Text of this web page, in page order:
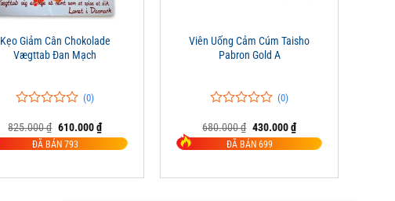
Kẹo Giảm Cân Chokolade
Vægttab Đan Mạch
trên
5
đánh
(0)
825.000₫ Giá
gốc
là:
610.000₫Giá
hiện
tại
ĐÃ BÁN 793
Viên Uống Cảm Cúm Taisho
Pabron Gold A
trên
5
đánh
(0)
680.000₫ Giá
gốc
là:
430.000₫Giá
hiện
tại
ĐÃ BÁN 699